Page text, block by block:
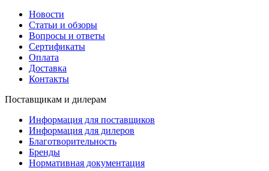
Новости
Статьи и обзоры
Вопросы и ответы
Сертификаты
Оплата
Доставка
Контакты
Поставщикам и дилерам
Информация для поставщиков
Информация для дилеров
Благотворительность
Бренды
Нормативная документация